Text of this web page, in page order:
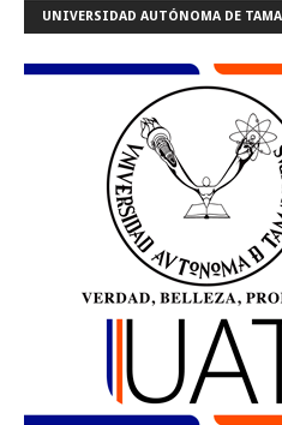
UNIVERSIDAD AUTÓNOMA DE